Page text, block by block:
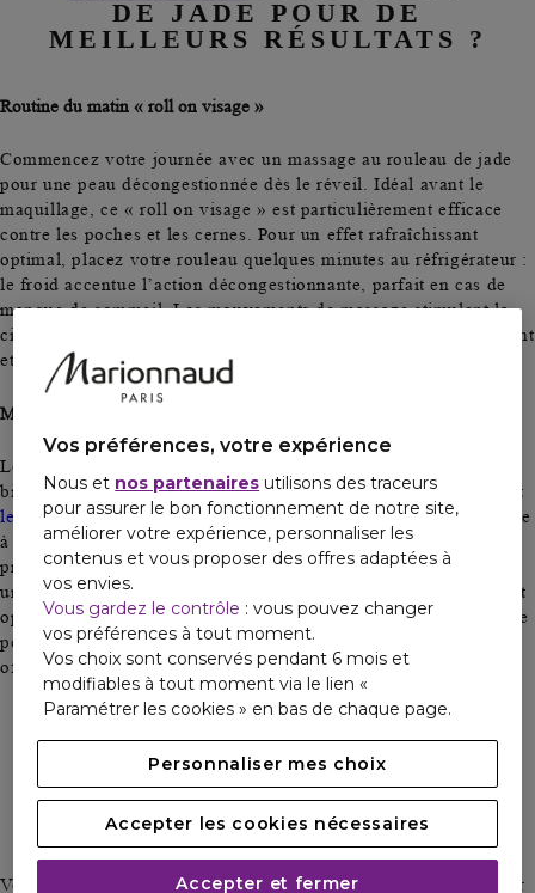
DE JADE POUR DE
MEILLEURS RÉSULTATS ?
Routine du matin « roll on visage »
Commencez votre journée avec un massage au rouleau de jade
pour une peau décongestionnée dès le réveil. Idéal avant le
maquillage, ce « roll on visage» est particulièrement efficace
contre les poches et les cernes . Pour un effet rafraîchissant
optimal, placez votre rouleau quelques minutes au réfrigérateur :
le froid accentue l’action décongestionnante, parfait en cas de
manque de sommeil. Les mouvements de massage stimulent la
circulation sanguine
, offrant instantanément un teint plus éclatant
et une peau visiblement moins fatiguée.
Moment de détente du soir
Le soir constitue le moment idéal pour profiter pleinement des
bienfaits du rouleau de jade. Utilisez-le aprèsle démaquillage et
le nettoyage du visage, sur peau propre. Ce rituel de détente aide
à
diminuer le stress accumulé pendant la journée tout en
préparant votre peau àrecevoir vos soins nocturnes. Appliquez
une huile ou une crème pour faciliter le glissement du rouleau et
optimiser la pénétration des actifs. Convenant à tous les types de
peau, ce massage apaisant favorise ledrainage lymphatique
offre un véritable moment derelaxation avant le coucher
COMMENT NETTOYER
ENTRETENIR SON
ROULEAU DE JADE ?
Votre rouleau de jade mérite un entretien régulier pour préserver
Vos préférences, votre expérience
Nous et nos partenaires utilisons des traceurs
pour assurer le bon fonctionnement de notre site,
améliorer votre expérience, personnaliser les
contenus et vous proposer des offres adaptées à
vos envies.
Vous gardez le contrôle : vous pouvez changer
vos préférences à tout moment.
Vos choix sont conservés pendant 6 mois et
modifiables à tout moment via le lien «
Paramétrer les cookies » en bas de chaque page.
Personnaliser mes choix
Accepter les cookies nécessaires
Accepter et fermer